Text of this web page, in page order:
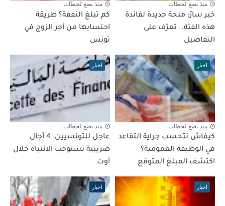
منذ بضع لحظات
خبر سارّ: منحة جديدة لفائدة
هذه الفئة.. تعرّف على
التفاصيل
منذ بضع لحظات
كم تبلغ النفقة؟ طريقة
احتسابها من أجر الزوج في
تونس
اخبار
منذ بضع لحظات
كيفاش تتحسب جراية التقاعد
في الوظيفة العمومية؟
اكتشف المبلغ المتوقع
اخبار
منذ بضع لحظات
عاجل للتونسيين: 4 آجال
ضريبية تستوجب الانتباه خلال
أوت
اخبار اخبار